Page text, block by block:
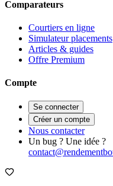
Comparateurs
Courtiers en ligne
Simulateur placements
Articles & guides
Offre Premium
Compte
Se connecter
Créer un compte
Nous contacter
Un bug ? Une idée ?